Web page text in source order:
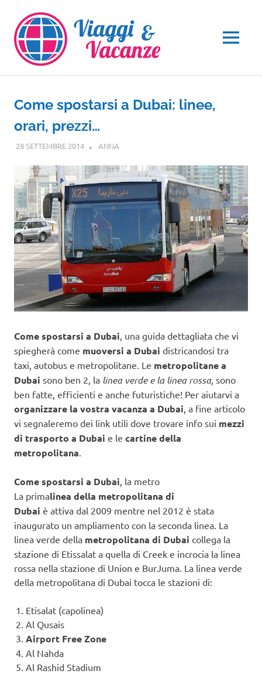
contenuto
MENU
Come spostarsi a Dubai: linee,
orari, prezzi…
28 SETTEMBRE 2014 ANNA
Come spostarsi a Dubai, una guida dettagliata che vi
spiegherà come muoversi a Dubai districandosi tra
taxi, autobus e metropolitane. Le metropolitane a
Dubai sono ben 2, la linea verde e la linea rossa, sono
ben fatte, efficienti e anche futuristiche! Per aiutarvi a
organizzare la vostra vacanza a Dubai, a fine articolo
vi segnaleremo dei link utili dove trovare info sui mezzi
di trasporto a Dubai e le cartine della
metropolitana.
Come spostarsi a Dubai, la metro
La primalinea della metropolitana di
Dubai è attiva dal 2009 mentre nel 2012 è stata
inaugurato un ampliamento con la seconda linea. La
linea verde della metropolitana di Dubai collega la
stazione di Etissalat a quella di Creek e incrocia la linea
rossa nella stazione di Union e BurJuma. La linea verde
della metropolitana di Dubai tocca le stazioni di:
Etisalat (capolinea)
Al Qusais
Airport Free Zone
Al Nahda
Al Rashid Stadium